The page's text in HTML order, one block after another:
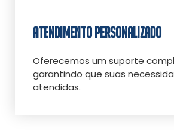
ATENDIMENTO PERSONALIZADO
Oferecemos um suporte
garantindo que suas
atendidas.